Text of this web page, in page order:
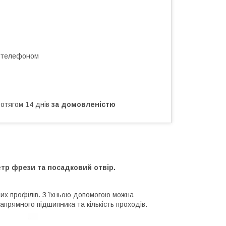
телефоном
14 днів за домовленістю
фрези та посадковий отвір.
профілів. З їхньою допомогою можна
підшипника та кількість проходів.